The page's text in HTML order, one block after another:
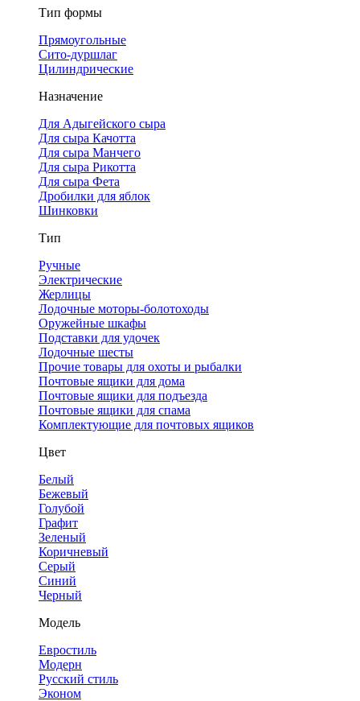
Тип формы
Прямоугольные
Сито-дуршлаг
Цилиндрические
Назначение
Для Адыгейского сыра
Для сыра Качотта
Для сыра Манчего
Для сыра Рикотта
Для сыра Фета
Дробилки для яблок
Шинковки
Тип
Ручные
Электрические
Жерлицы
Лодочные моторы-болотоходы
Оружейные шкафы
Подставки для удочек
Лодочные шесты
Прочие товары для охоты и рыбалки
Почтовые ящики для дома
Почтовые ящики для подъезда
Почтовые ящики для спама
Комплектующие для почтовых ящиков
Цвет
Белый
Бежевый
Голубой
Графит
Зеленый
Коричневый
Серый
Синий
Черный
Модель
Евростиль
Модерн
Русский стиль
Эконом